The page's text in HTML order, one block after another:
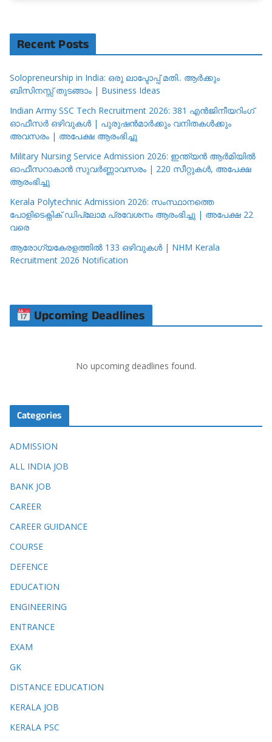
Recent Posts
Solopreneurship in India: ഒരു ലാപ്ടോപ്പ് മതി.. ആർക്കും
ബിസിനസ്സ് തുടങ്ങാം | Business Ideas
Indian Army SSC Tech Recruitment 2026: 381 എൻജിനീയറിംഗ്
ഓഫീസർ ഒഴിവുകൾ | പുരുഷൻമാർക്കും വനിതകൾക്കും
അവസരം | അപേക്ഷ ആരംഭിച്ചു
Military Nursing Service Admission 2026: ഇന്ത്യൻ ആർമിയിൽ
ഓഫീസറാകാൻ സുവർണ്ണാവസരം | 220 സീറ്റുകൾ, അപേക്ഷ
ആരംഭിച്ചു
Kerala Polytechnic Admission 2026: സംസ്ഥാനത്തെ
പോളിടെക്നിക് ഡിപ്ലോമ പ്രവേശനം ആരംഭിച്ചു | അപേക്ഷ 22
വരെ
ആരോഗ്യകേരളത്തിൽ 133 ഒഴിവുകൾ | NHM Kerala
Recruitment 2026 Notification
Upcoming Deadlines
No upcoming deadlines found.
Categories
ADMISSION
ALL INDIA JOB
BANK JOB
CAREER
CAREER GUIDANCE
COURSE
DEFENCE
EDUCATION
ENGINEERING
ENTRANCE
EXAM
GK
DISTANCE EDUCATION
KERALA JOB
KERALA PSC